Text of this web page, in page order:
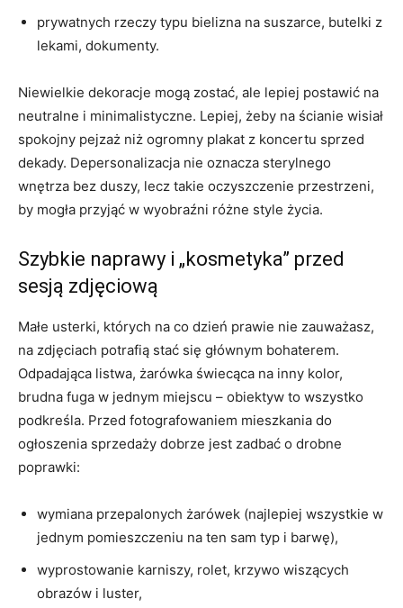
prywatnych rzeczy typu bielizna na suszarce, butelki z
lekami, dokumenty.
Niewielkie dekoracje mogą zostać, ale lepiej postawić na
neutralne i minimalistyczne. Lepiej, żeby na ścianie wisiał
spokojny pejzaż niż ogromny plakat z koncertu sprzed
dekady. Depersonalizacja nie oznacza sterylnego
wnętrza bez duszy, lecz takie oczyszczenie przestrzeni,
by mogła przyjąć w wyobraźni różne style życia.
Szybkie naprawy i „kosmetyka” przed
sesją zdjęciową
Małe usterki, których na co dzień prawie nie zauważasz,
na zdjęciach potrafią stać się głównym bohaterem.
Odpadająca listwa, żarówka świecąca na inny kolor,
brudna fuga w jednym miejscu – obiektyw to wszystko
podkreśla. Przed fotografowaniem mieszkania do
ogłoszenia sprzedaży dobrze jest zadbać o drobne
poprawki:
wymiana przepalonych żarówek (najlepiej wszystkie w
jednym pomieszczeniu na ten sam typ i barwę),
wyprostowanie karniszy, rolet, krzywo wiszących
obrazów i luster,